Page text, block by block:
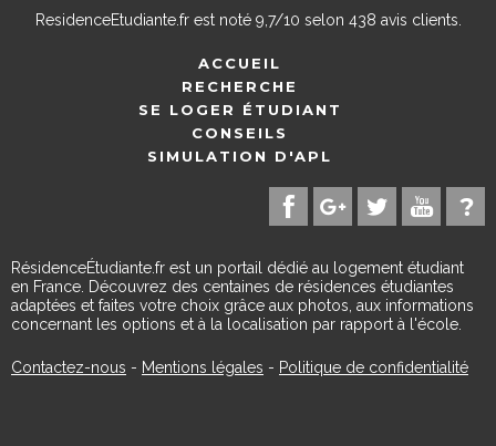
ResidenceEtudiante.frest noté 9,7/10 selon 438 avis clients.
ACCUEIL
RECHERCHE
SE LOGER ÉTUDIANT
CONSEILS
SIMULATION D'APL
RésidenceÉtudiante.fr est un portail dédié au logement étudiant
en France. Découvrez des centaines de résidences étudiantes
adaptées et faites votre choix grâce aux photos, aux informations
concernant les options et à la localisation par rapport à l'école.
Contactez-nous - Mentions légales - Politique de confidentialité